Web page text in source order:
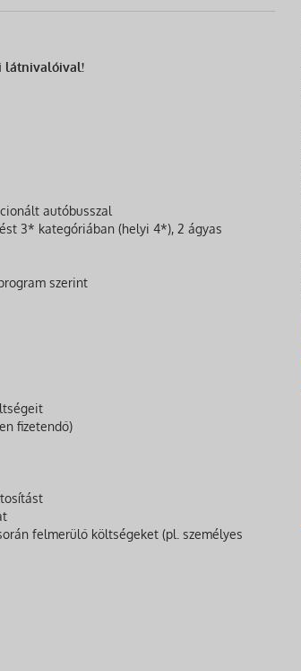
látnivalóival!
autóbusszal
3* kategóriában (helyi 4*), 2 ágyas
szerint
fizetendő)
felmerülő költségeket (pl. személyes